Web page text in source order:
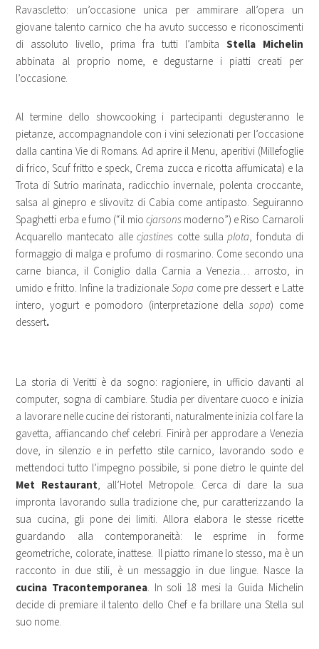
Ravascletto: un’occasione unica per ammirare all’opera un
giovane talento carnico che ha avuto successo e riconoscimenti
di assoluto livello, prima fra tutti l’ambita Stella Michelin
abbinata al proprio nome, e degustarne i piatti creati per
l’occasione.
Al termine dello showcooking i partecipanti degusteranno le
pietanze, accompagnandole con i vini selezionati per l’occasione
dalla cantina Vie di Romans. Ad aprire il Menu, aperitivi (Millefoglie
di frico, Scuf fritto e speck, Crema zucca e ricotta affumicata) e la
Trota di Sutrio marinata, radicchio invernale, polenta croccante,
salsa al ginepro e slivovitz di Cabia come antipasto. Seguiranno
Spaghetti erba e fumo (“il mio cjarsons moderno”) e Riso Carnaroli
Acquarello mantecato allecjastines cotte sullaplota, fonduta di
formaggio di malga e profumo di rosmarino. Come secondo una
carne bianca, il Coniglio dalla Carnia a Venezia… arrosto, in
umido e fritto. Infine la tradizionale Sopa come pre dessert e Latte
intero, yogurt e pomodoro (interpretazione dellasopa) come
dessert.
La storia di Veritti è da sogno: ragioniere, in ufficio davanti al
computer, sogna di cambiare. Studia per diventare cuoco e inizia
a lavorare nelle cucine dei ristoranti, naturalmente inizia col fare la
gavetta, affiancando chef celebri. Finirà per approdare a Venezia
dove, in silenzio e in perfetto stile carnico, lavorando sodo e
mettendoci tutto l’impegno possibile, si pone dietro le quinte del
Met Restaurant, all’Hotel Metropole. Cerca di dare la sua
impronta lavorando sulla tradizione che, pur caratterizzando la
sua cucina, gli pone dei limiti. Allora elabora le stesse ricette
guardando alla contemporaneità: le esprime in forme
geometriche, colorate, inattese. Il piatto rimane lo stesso, ma è un
racconto in due stili, è un messaggio in due lingue. Nasce la
cucina Tracontemporanea. In soli 18 mesi la Guida Michelin
decide di premiare il talento dello Chef e fa brillare una Stella sul
suo nome.